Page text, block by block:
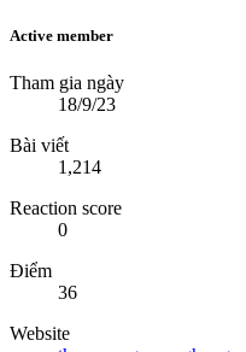
Active member
Tham gia ngày
18/9/23
Bài viết
1,214
Reaction score
0
Điểm
36
Website